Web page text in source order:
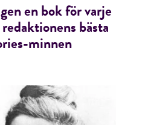
en bok för varje
bästa
minnen